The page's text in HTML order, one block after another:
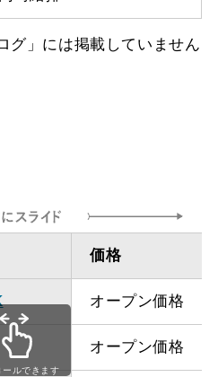
グ」には掲載していません
大寸法 1035ｍｍ
検口を設けての最小寸
法は弊社にお問い合わせ
ください。
価格
オープン価格
オープン価格
ールできます